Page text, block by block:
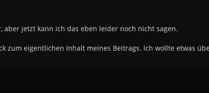
aber jetzt kann ich das eben leider noch nicht sagen.
zum eigentlichen Inhalt meines Beitrags. Ich wollte etwas